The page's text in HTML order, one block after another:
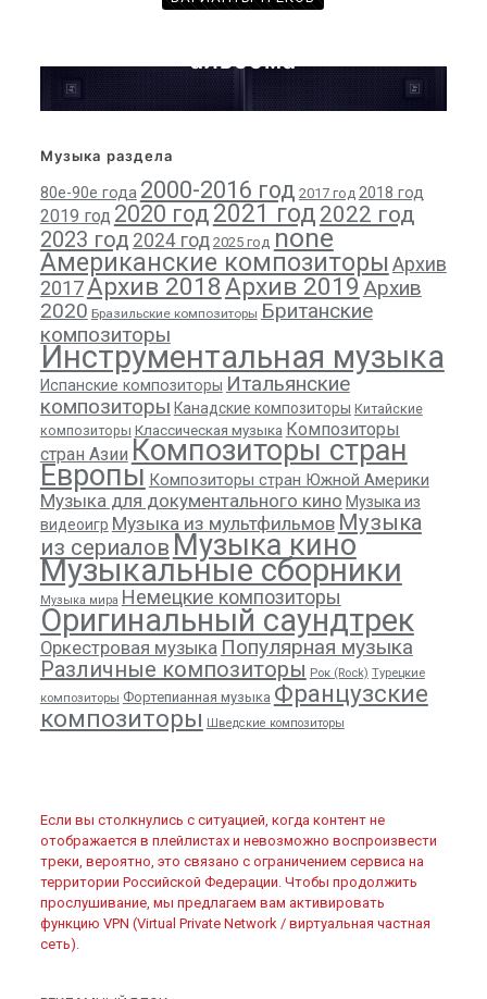
Музыка раздела
80е-90е года 2000-2016 год 2017 год 2018 год
2019 год 2020 год 2021 год 2022 год
2023 год 2024 год 2025 год none
Американские композиторы Архив
2017Архив 2018Архив 2019Архив
2020 Бразильские композиторы Британские
композиторы
Инструментальная музыка
Испанские композиторы Итальянские
композиторы Канадские композиторы Китайские
композиторы Классическая музыка Композиторы
стран Азии Композиторы стран
Европы Композиторы стран Южной Америки
Музыка для документального кино Музыка из
видеоигр Музыка из мультфильмов Музыка
из сериалов Музыка кино
Музыкальные сборники
Музыка мира Немецкие композиторы
Оригинальный саундтрек
Оркестровая музыка Популярная музыка
Различные композиторы Рок (Rock) Турецкие
композиторы Фортепианная музыка Французские
композиторы Шведские композиторы
Если вы столкнулись с ситуацией, когда контент не
отображается в плейлистах и невозможно воспроизвести
треки, вероятно, это связано с ограничением сервиса на
территории Российской Федерации. Чтобы продолжить
прослушивание, мы предлагаем вам активировать
функцию VPN (Virtual Private Network / виртуальная частная
сеть).